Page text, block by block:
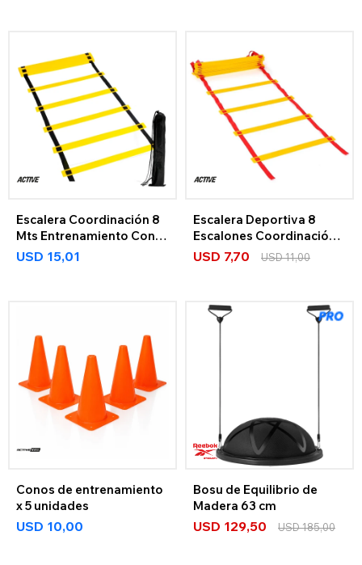
Escalera Coordinación 8
Mts Entrenamiento Con
Bolso
USD 15,01
Escalera Deportiva 8
Escalones Coordinación
+ Bolso
USD 7,70 USD11,00
Conos de entrenamiento
x 5 unidades
USD 10,00
Bosu de Equilibrio de
Madera 63 cm
USD 129,50 USD185,00